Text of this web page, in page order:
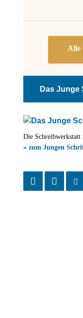
Das Junge
Die Schreibwerkstatt
» zum Jungen